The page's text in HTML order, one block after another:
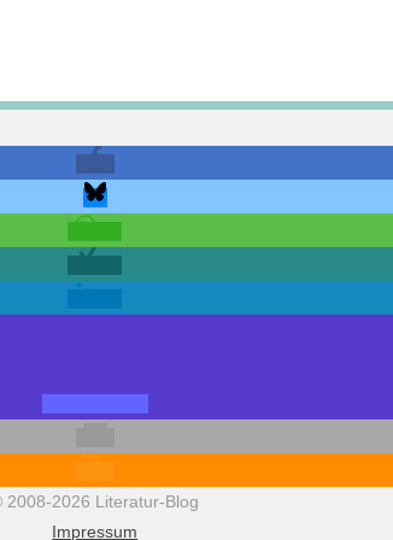
2008-2026 Literatur-Blog
Impressum